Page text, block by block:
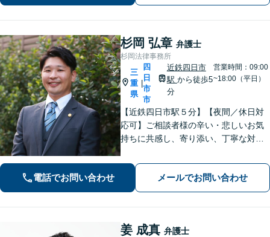
提示【完全個室で安心】
杉岡 弘章 弁護士
杉岡法律事務所
三
重
県
四
日
市
市
近鉄四日市
駅 から徒歩5
分
営業時間：09:00
~18:00（平日）
【近鉄四日市駅５分】【夜間／休日対
応可】ご相談者様の辛い・悲しいお気
持ちに共感し、寄り添い、丁寧な対応
相続／刑事事件など、幅広く対応【地
域に根ざした弁護士】お気軽にお問い
合わせください。
電話でお問い合わせ メールでお問い合わせ
姜 成真 弁護士